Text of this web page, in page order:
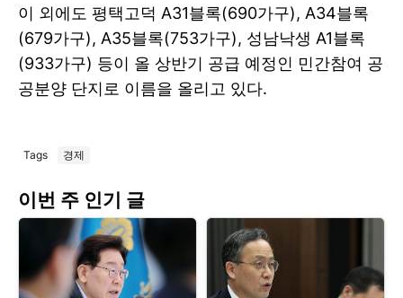
이 외에도 평택고덕 A31블록(690가구), A34블록
(679가구), A35블록(753가구), 성남낙생 A1블록
(933가구) 등이 올 상반기 공급 예정인 민간참여 공
공분양 단지로 이름을 올리고 있다.
Tags 경제
이번 주 인기 글